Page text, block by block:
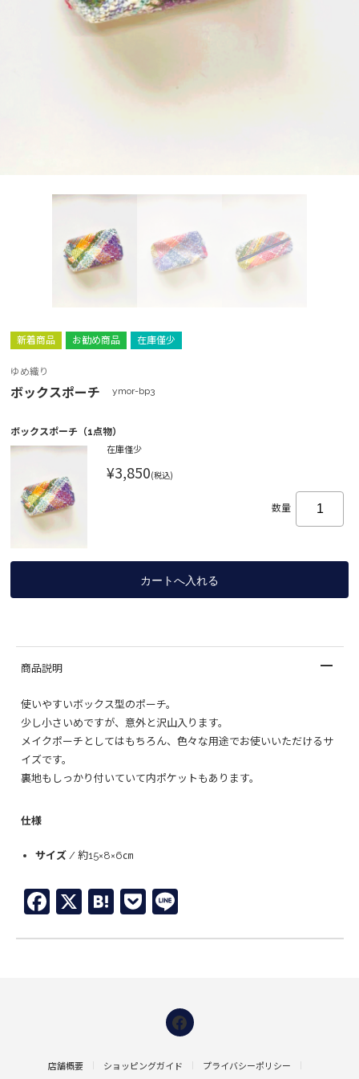
新着商品 お勧め商品 在庫僅少
ゆめ織り
ボックスポーチ ymor-bp3
ボックスポーチ（1点物）
在庫僅少
¥3,850(税込)
数量
商品説明
使いやすいボックス型のポーチ。
少し小さいめですが、意外と沢山入ります。
メイクポーチとしてはもちろん、色々な用途でお使いいただけるサ
イズです。
裏地もしっかり付いていて内ポケットもあります。
仕様
サイズ / 約15×8×6㎝
Facebook
X Hatena
Pocket
店舗概要 ショッピングガイド プライバシーポリシー